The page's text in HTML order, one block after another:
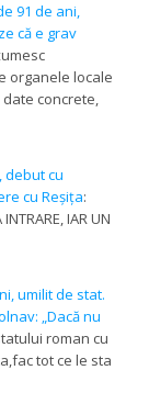
91 de ani,
că e grav
organele locale
date concrete,
debut cu
cu Reșița:
IAR UN
umilit de stat.
„Dacă nu
roman cu
tot ce le sta